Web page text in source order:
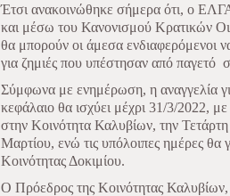
Έτσι ανακοινώθηκε σήμερα ότι, ο
και μέσω του Κανονισμού Κρατικών
θα μπορούν οι άμεσα ενδιαφερόμενοι
για ζημιές που υπέστησαν από παγετό
Σύμφωνα με ενημέρωση, η αναγγελία
κεφάλαιο θα ισχύει μέχρι 31/3/2022, με
στην Κοινότητα Καλυβίων, την
Μαρτίου, ενώ τις υπόλοιπες ημέρες θα
Κοινότητας Δοκιμίου.
Ο Πρόεδρος της Κοινότητας